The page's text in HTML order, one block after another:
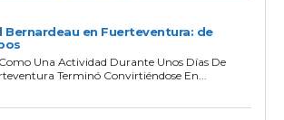
Bernardeau en Fuerteventura: de
Una Actividad Durante Unos Días De
Terminó Convirtiéndose En...